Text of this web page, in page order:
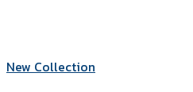
New Collection